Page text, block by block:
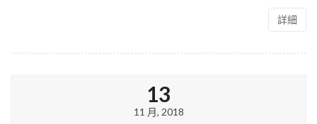
詳細
13
11 月, 2018